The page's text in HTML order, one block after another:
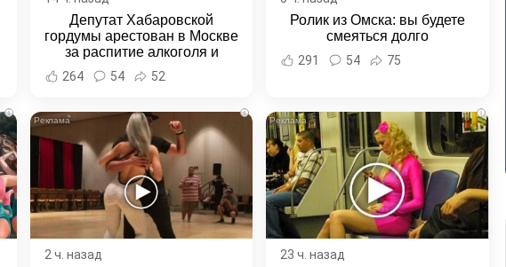
Депутат Хабаровской
гордумы арестован в Москве
за распитие алкоголя и
неповиновение полиции -
Новости Хабаровска и
264 54 52
Ролик из Омска: вы будете
смеяться долго
291 54 75
i i
2 ч. назад
i
23 ч. назад